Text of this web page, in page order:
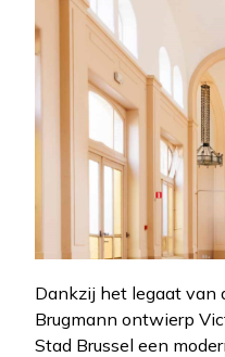
Dankzij het legaat van
Brugmann ontwierp
Stad Brussel een